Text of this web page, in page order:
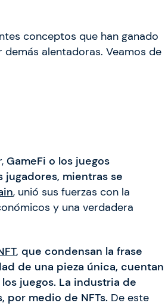
conceptos que han ganado
alentadoras. Veamos de
GameFi o los juegos
jugadores, mientras se
, unió sus fuerzas con la
y una verdadera
, que condensan la frase
de una pieza única, cuentan
juegos. La industria de
por medio de NFTs. De este